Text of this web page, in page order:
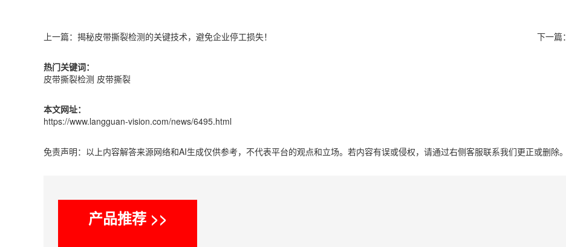
上一篇： 揭秘皮带撕裂检测的关键技术，避免企业停工损失！ 下一篇：
热门关键词：
皮带撕裂检测 皮带撕裂
本文网址：
https://www.langguan-vision.com/news/6495.html
免责声明：以上内容解答来源网络和AI生成仅供参考，不代表平台的观点和立场。若内容有误或侵权，请通过右侧客服联系我们更正或删除。
产品推荐 >>